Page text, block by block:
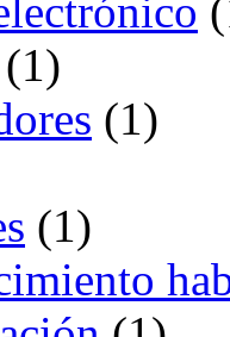
(1)
(1)
(1)